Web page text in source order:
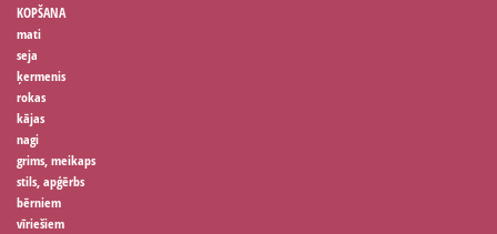
KOPŠANA
mati
seja
ķermenis
rokas
kājas
nagi
grims, meikaps
stils, apģērbs
bērniem
vīriešiem